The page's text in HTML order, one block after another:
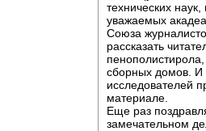
технических
уважаемых
Союза
рассказать
сборных домов. И
исследователей
материале.
Еще раз
замечательном